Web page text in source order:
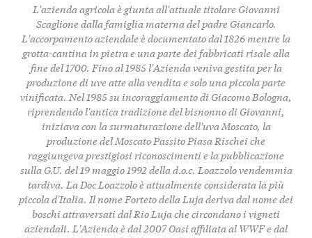
L'azienda agricola è giunta all'attuale titolare Giovanni
Scaglione dalla famiglia materna del padre Giancarlo.
L'accorpamento aziendale è documentato dal 1826 mentre la
grotta-cantina in pietra e una parte dei fabbricati risale alla
fine del 1700. Fino al 1985 l'Azienda veniva gestita per la
produzione di uve atte alla vendita e solo una piccola parte
vinificata. Nel 1985 su incoraggiamento di Giacomo Bologna,
riprendendo l'antica tradizione del bisnonno di Giovanni,
iniziava con la surmaturazione dell'uva Moscato, la
produzione del Moscato Passito Piasa Rischei che
raggiungeva prestigiosi riconoscimenti e la pubbli­cazione
sulla G.U. del 19 maggio 1992 della d.o.c. Loazzolo vendemmia
tardiva. La Doc Loazzolo è attualmente considerata la più
piccola d'Italia. Il nome Forteto della Luja deriva dal nome dei
boschi attraversati dal Rio Luja che circondano i vigneti
aziendali. L'Azienda è dal 2007 Oasi affiliata al WWF e dal